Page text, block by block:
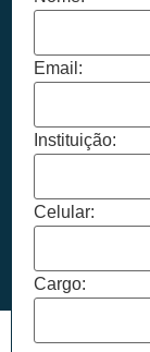
Email:
Instituição:
Celular:
Cargo: